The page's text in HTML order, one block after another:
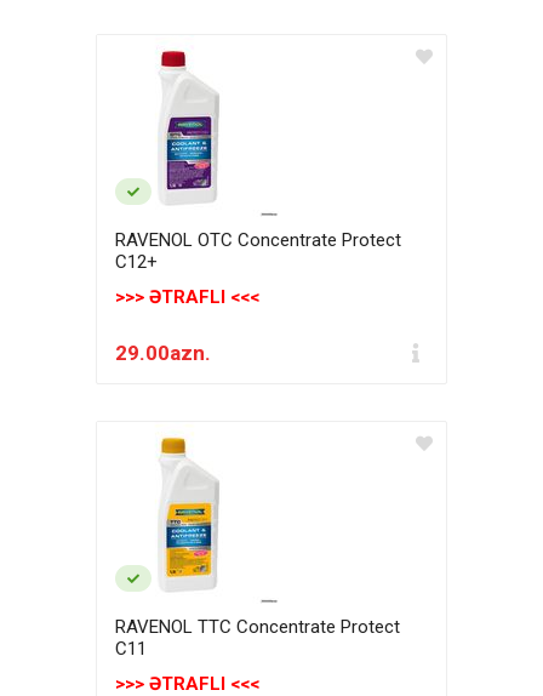
RAVENOL OTC Concentrate Protect
C12+
>>> ƏTRAFLI <<<
29.00azn.
RAVENOL TTC Concentrate Protect
C11
>>> ƏTRAFLI <<<